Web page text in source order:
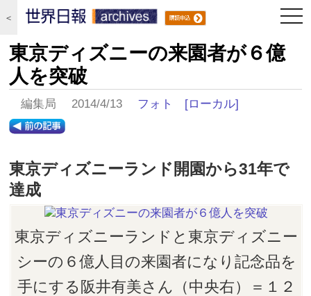
＜
東京ディズニーの来園者が６億
人を突破
編集局 2014/4/13 フォト [ローカル]
東京ディズニーランド開園から31年で
達成
東京ディズニーランドと東京ディズニー
シーの６億人目の来園者になり記念品を
手にする阪井有美さん（中央右）＝１２